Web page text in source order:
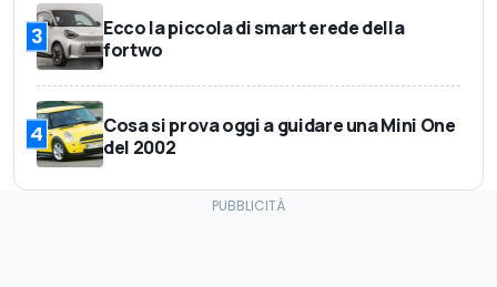
3
Ecco la piccola di smart erede della
fortwo
4
Cosa si prova oggi a guidare una Mini One
del 2002